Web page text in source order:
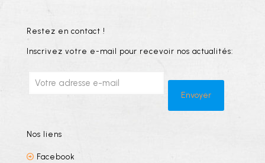
Restez en contact !
Inscrivez votre e-mail pour recevoir nos actualités:
Nos liens
Facebook